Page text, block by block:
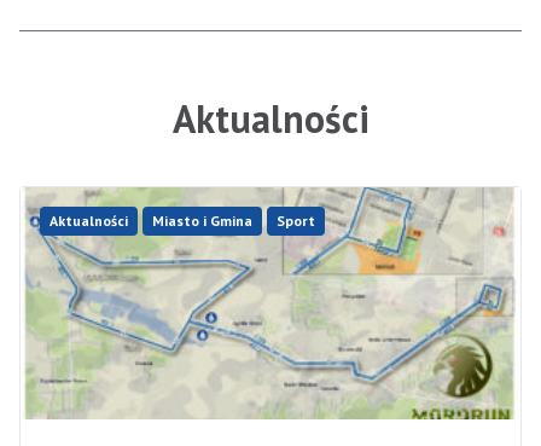
Aktualności
Aktualności Miasto i Gmina Sport